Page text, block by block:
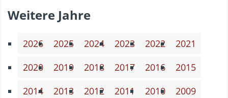
Weitere Jahre
2026 2025 2024 2023 2022
2021
2020
2019 2018 2017 2016
2015
2014
2013 2012 2011 2010
2009